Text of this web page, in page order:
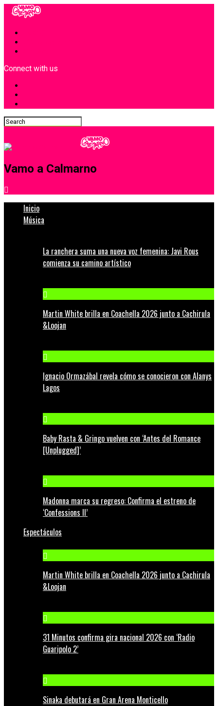
Connect with us
Vamo a Calmarno
Inicio
Música
La ranchera suma una nueva voz femenina: Javi Rous
comienza su camino artístico
Martin White brilla en Coachella 2026 junto a Cachirula
&Loojan
Ignacio Ormazábal revela cómo se conocieron con Alanys
Lagos
Baby Rasta & Gringo vuelven con ‘Antes del Romance
[Unplugged]’
Madonna marca su regreso: Confirma el estreno de
‘Confessions II’
Espectáculos
Martin White brilla en Coachella 2026 junto a Cachirula
&Loojan
31 Minutos confirma gira nacional 2026 con ‘Radio
Guaripolo 2’
Sinaka debutará en Gran Arena Monticello